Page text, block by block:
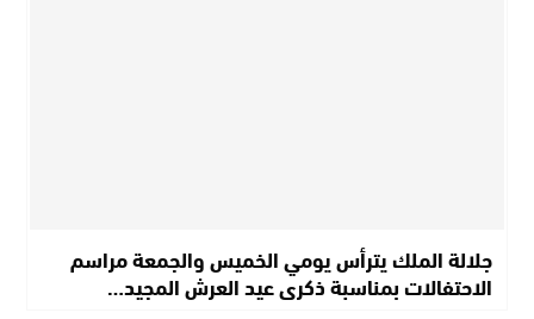
جلالة الملك يترأس يومي الخميس والجمعة مراسم
الاحتفالات بمناسبة ذكرى عيد العرش المجيد…